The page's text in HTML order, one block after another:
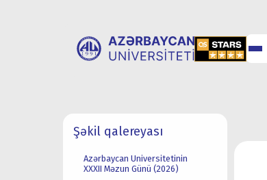
ABOUT
UNIVERSITY
Şəkil qalereyası
Azərbaycan Universitetinin
XXXII Məzun Günü (2026)